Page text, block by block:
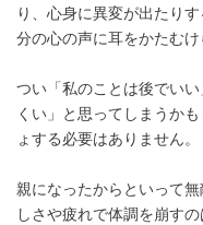
り、心身に異変が出たり
分の心の声に耳をかたむ
つい「私のことは後でい
くい」と思ってしまうか
ょする必要はありません。
親になったからといって
しさや疲れで体調を崩す